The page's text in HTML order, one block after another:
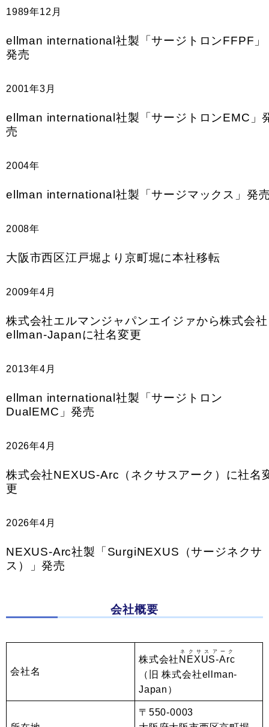
1989年12月
ellman international社製「サージトロンFFPF」
発売
2001年3月
ellman international社製「サージトロンEMC」
売
2004年
ellman international社製「サージマックス」発
2008年
大阪市西区江戸堀より京町堀に本社移転
2009年4月
株式会社エルマンジャパンエイジァから株式会社
ellman-Japanに社名変更
2013年4月
ellman international社製「サージトロン
DualEMC」発売
2026年4月
株式会社NEXUS-Arc（ネクサスアーク）に社名
更
2026年4月
NEXUS-Arc社製「SurgiNEXUS（サージネクサ
ス）」発売
会社概要
会社名
株式会社 NEXUS-Arc
ネクサスアーク
（旧 株式会社ellman-
Japan）
〒550-0003